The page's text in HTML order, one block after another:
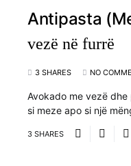
Antipasta
vezë në furrë
3 SHARES NO
Avokado me vezë
si meze apo si një
3 SHARES